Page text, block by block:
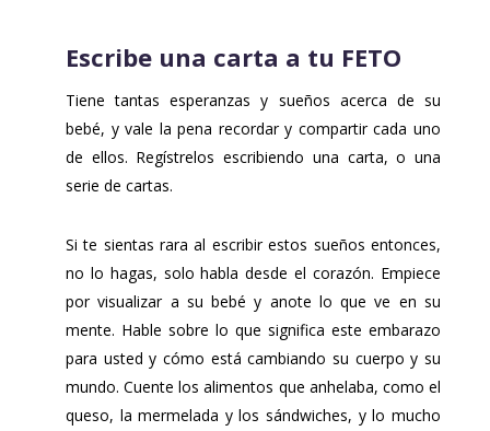
Escribe una carta a tu FETO
Tiene tantas esperanzas y sueños acerca de su
bebé, y vale la pena recordar y compartir cada uno
de ellos. Regístrelos escribiendo una carta, o una
serie de cartas.
Si te sientas rara al escribir estos sueños entonces,
no lo hagas, solo habla desde el corazón. Empiece
por visualizar a su bebé y anote lo que ve en su
mente. Hable sobre lo que significa este embarazo
para usted y cómo está cambiando su cuerpo y su
mundo. Cuente los alimentos que anhelaba, como el
queso, la mermelada y los sándwiches, y lo mucho